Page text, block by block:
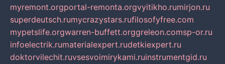
myremont.orgportal-remonta.orgvyitikho.rumirjon.ru
superdeutsch.rumycrazystars.rufilosofyfree.com
mypetslife.orgwarren-buffett.orggreleon.comsp-or.ru
infoelectrik.rumaterialexpert.rudetkiexpert.ru
doktorvilechit.ruvsesvoimirykami.ruinstrumentgid.ru